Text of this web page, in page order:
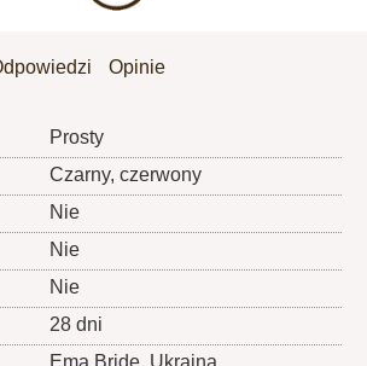
Opinie
Prosty
Czarny, czerwony
Nie
Nie
Nie
28 dni
Ema Bride, Ukraina